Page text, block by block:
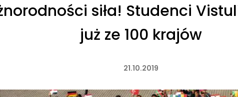
siła! Studenci
już ze 100 krajów
21.10.2019